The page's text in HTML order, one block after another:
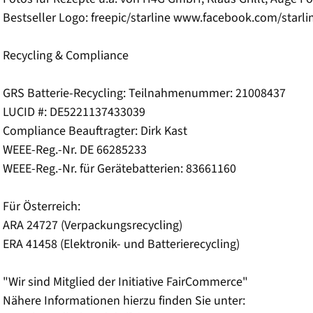
Bestseller Logo: freepic/starline www.facebook.com/
Recycling & Compliance
GRS Batterie-Recycling: Teilnahmenummer: 21008437
LUCID #: DE5221137433039
Compliance Beauftragter: Dirk Kast
WEEE-Reg.-Nr. DE 66285233
WEEE-Reg.-Nr. für Gerätebatterien: 83661160
Für Österreich:
ARA 24727 (Verpackungsrecycling)
ERA 41458 (Elektronik- und Batterierecycling)
"Wir sind Mitglied der Initiative FairCommerce"
Nähere Informationen hierzu finden Sie unter: